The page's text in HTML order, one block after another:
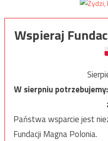
Wspieraj
W sierpniu potrzebujemy:
Państwa wsparcie jest
Fundacji Magna Polonia.